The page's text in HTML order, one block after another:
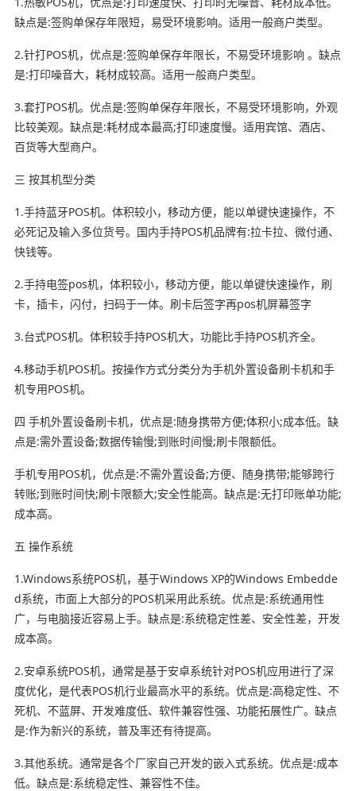
缺点是:签购单保存年限短，易受环境影响。适用一般商户类型。
2.针打POS机，优点是:签购单保存年限长，不易受环境影响 。缺点
是:打印噪音大，耗材成较高。适用一般商户类型。
3.套打POS机。优点是:签购单保存年限长，不易受环境影响，外观
比较美观。缺点是:耗材成本最高;打印速度慢。适用宾馆、酒店、
百货等大型商户。
三 按其机型分类
1.手持蓝牙POS机。体积较小，移动方便，能以单键快速操作，不
必死记及输入多位货号。国内手持POS机品牌有:拉卡拉、微付通、
快钱等。
2.手持电签pos机，体积较小，移动方便，能以单键快速操作，刷
卡，插卡，闪付，扫码于一体。刷卡后签字再pos机屏幕签字
3.台式POS机。体积较手持POS机大，功能比手持POS机齐全。
4.移动手机POS机。按操作方式分类分为手机外置设备刷卡机和手
机专用POS机。
四 手机外置设备刷卡机，优点是:随身携带方便;体积小;成本低。缺
点是:需外置设备;数据传输慢;到账时间慢;刷卡限额低。
手机专用POS机，优点是:不需外置设备;方便、随身携带;能够跨行
转账;到账时间快;刷卡限额大;安全性能高。缺点是:无打印账单功能;
成本高。
五 操作系统
1.Windows系统POS机，基于Windows XP的Windows Embedde
d系统，市面上大部分的POS机采用此系统。优点是:系统通用性
广，与电脑接近容易上手。缺点是:系统稳定性差、安全性差，开发
成本高。
2.安卓系统POS机，通常是基于安卓系统针对POS机应用进行了深
度优化，是代表POS机行业最高水平的系统。优点是:高稳定性、不
死机、不蓝屏、开发难度低、软件兼容性强、功能拓展性广。缺点
是:作为新兴的系统，普及率还有待提高。
3.其他系统。通常是各个厂家自己开发的嵌入式系统。优点是:成本
低。缺点是:系统稳定性、兼容性不佳。